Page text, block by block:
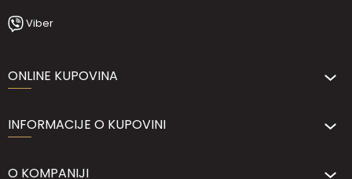
Viber
ONLINE KUPOVINA
INFORMACIJE O KUPOVINI
O KOMPANIJI